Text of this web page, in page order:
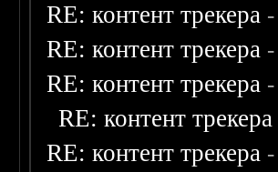
RE: контент трекера
RE: контент трекера
RE: контент трекера
RE: контент трекера
RE: контент трекера